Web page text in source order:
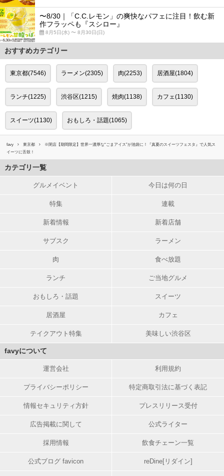
〜8/30｜「C.C.レモン」の爽快なパフェに注目！飲む新
作フラッペも『スシロー』
8月5日(水) 〜 8月30日(日)
おすすめカテゴリー
東京都(7546) ラーメン(2305) 肉(2253) 居酒屋(1804)
ランチ(1225) 渋谷区(1215) 焼肉(1138) カフェ(1130)
スイーツ(1130) おもしろ・話題(1065)
favy 東京都
※閉店【期間限定】世界一濃厚な“ごまアイス”が池袋に！『真夏のスイーツフェスタ』で人気ス
イーツに舌鼓！
カテゴリ一覧
グルメイベント 今日は何の日
特集 連載
新着情報 新着店舗
サブスク ラーメン
肉 食べ放題
ランチ ご当地グルメ
おもしろ・話題 スイーツ
居酒屋 カフェ
テイクアウト特集 美味しい渋谷区
favyについて
運営会社 利用規約
プライバシーポリシー 特定商取引法に基づく表記
情報セキュリティ方針 プレスリリース受付
広告掲載に関して 公式ライター
採用情報 飲食チェーン一覧
公式ブログ favicon reDine[リダイン]